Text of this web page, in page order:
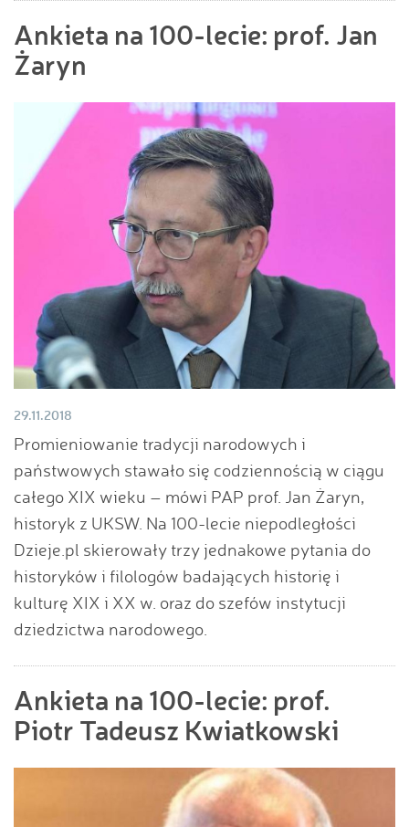
Ankieta na 100-lecie: prof. Jan
Żaryn
29.11.2018
Promieniowanie tradycji narodowych i
państwowych stawało się codziennością w ciągu
całego XIX wieku – mówi PAP prof. Jan Żaryn,
historyk z UKSW. Na 100-lecie niepodległości
Dzieje.pl skierowały trzy jednakowe pytania do
historyków i filologów badających historię i
kulturę XIX i XX w. oraz do szefów instytucji
dziedzictwa narodowego.
Ankieta na 100-lecie: prof.
Piotr Tadeusz Kwiatkowski